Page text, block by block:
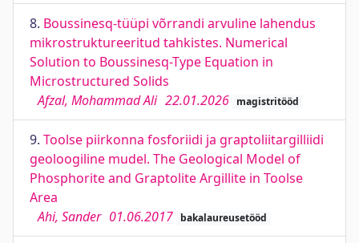
8. Boussinesq-tüüpi võrrandi arvuline lahendus
mikrostruktureeritud tahkistes. Numerical
Solution to Boussinesq-Type Equation in
Microstructured Solids
Afzal, Mohammad Ali 22.01.2026 magistritööd
9. Toolse piirkonna fosforiidi ja graptoliitargilliidi
geoloogiline mudel. The Geological Model of
Phosphorite and Graptolite Argillite in Toolse
Area
Ahi, Sander 01.06.2017 bakalaureusetööd